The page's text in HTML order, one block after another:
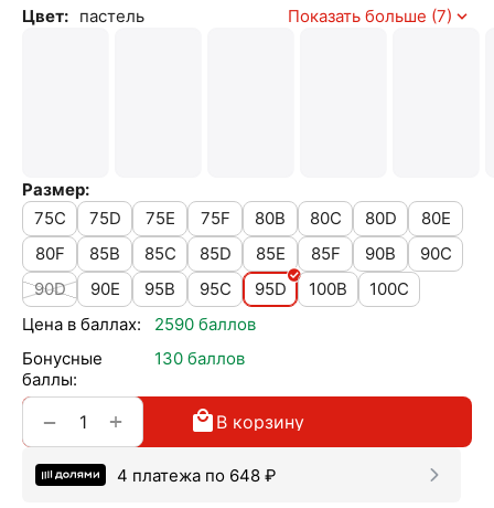
Цвет: пастель Показать больше (7)
Размер:
75C
75D 75E 75F 80B 80C 80D
80E
80F
85B 85C 85D 85E 85F 90B
90C
90D
90E 95B 95C 95D 100B
100C
Цена в баллах:
2590 баллов
Бонусные
баллы:
130 баллов
+
− В корзину
4 платежа по 648 ₽